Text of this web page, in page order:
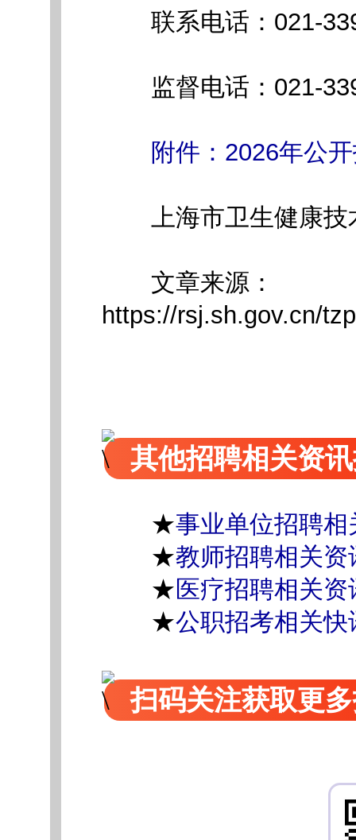
联系电话：021-
监督电话：021-
附件：2026年公
上海市卫生健康技
文章来源：
https://rsj.sh.gov.cn/
其他招聘相关资
★事业单位招聘相
★教师招聘相关资
★医疗招聘相关资
★公职招考相关快
扫码关注获取更